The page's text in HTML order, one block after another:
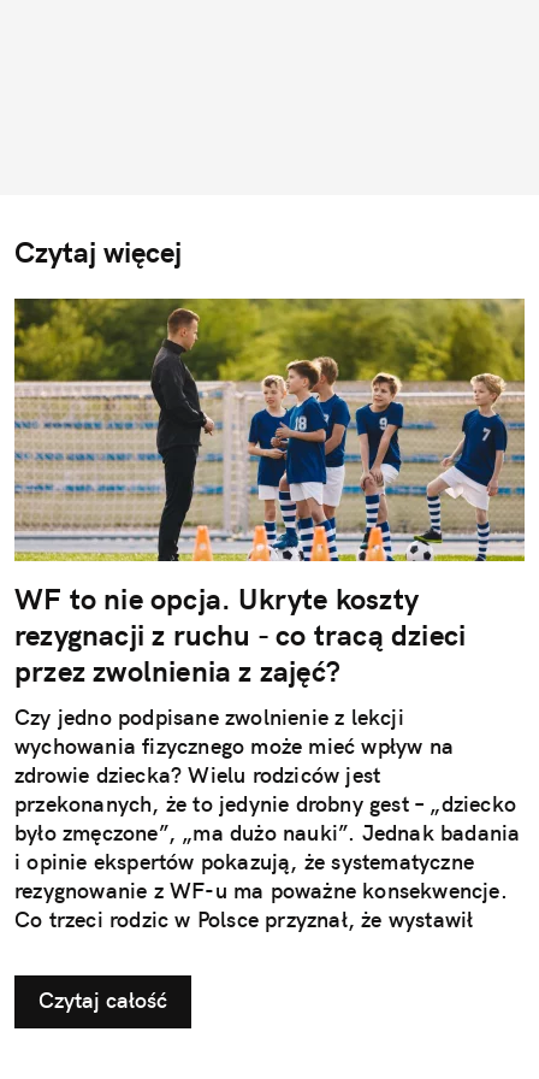
Czytaj więcej
WF to nie opcja. Ukryte koszty
rezygnacji z ruchu - co tracą dzieci
przez zwolnienia z zajęć?
Czy jedno podpisane zwolnienie z lekcji
wychowania fizycznego może mieć wpływ na
zdrowie dziecka? Wielu rodziców jest
przekonanych, że to jedynie drobny gest – „dziecko
było zmęczone”, „ma dużo nauki”. Jednak badania
i opinie ekspertów pokazują, że systematyczne
rezygnowanie z WF-u ma poważne konsekwencje.
Co trzeci rodzic w Polsce przyznał, że wystawił
ruchowych. Ta pozornie niewinna decyzja w
dłuższej perspektywie odbiera najmłodszym szansę
na prawidłowy rozwój i budowanie odporności, a
Czytaj całość